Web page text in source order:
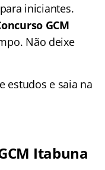
iniciantes.
GCM
Não deixe
estudos e saia na
Itabuna